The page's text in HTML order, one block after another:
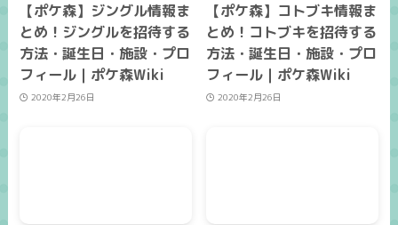
【ポケ森】ジングル情報ま
とめ！ジングルを招待する
方法・誕生日・施設・プロ
フィール｜ポケ森Wiki
2020年2月26日
【ポケ森】コトブキ情報ま
とめ！コトブキを招待する
方法・誕生日・施設・プロ
フィール｜ポケ森Wiki
2020年2月26日